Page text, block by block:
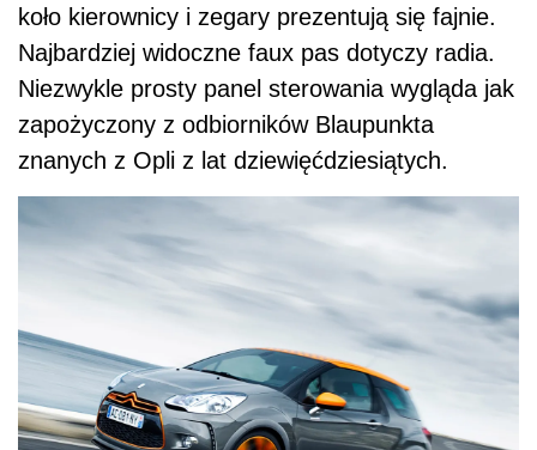
koło kierownicy i zegary prezentują się fajnie.
Najbardziej widoczne faux pas dotyczy radia.
Niezwykle prosty panel sterowania wygląda jak
zapożyczony z odbiorników Blaupunkta
znanych z Opli z lat dziewięćdziesiątych.